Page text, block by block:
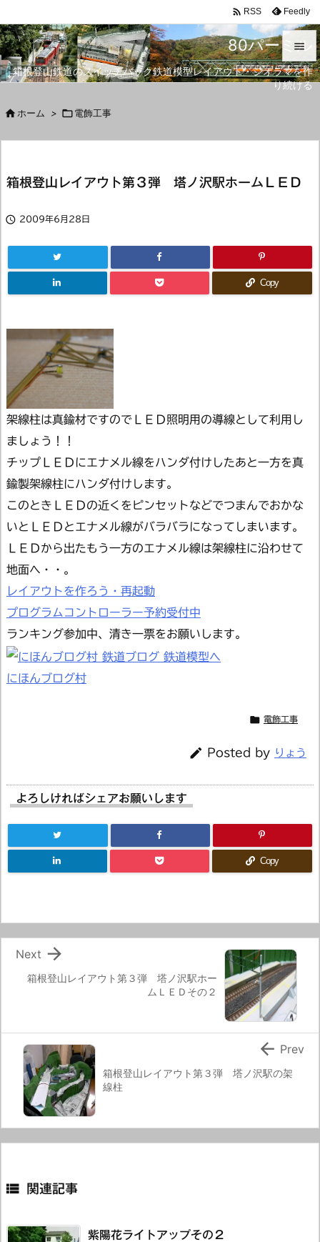
80パーミル
箱根登山鉄道のスイッチバック鉄道模型レイアウト・ジオラマを作
り続ける


メニュ

 RSS Feedly
 ホーム > 電飾工事
箱根登山レイアウト第３弾 塔ノ沢駅ホームＬＥＤ
 2009年6月28日
Copy
架線柱は真鍮材ですのでＬＥＤ照明用の導線として利用し
ましょう！！
チップＬＥＤにエナメル線をハンダ付けしたあと一方を真
鍮製架線柱にハンダ付けします。
このときＬＥＤの近くをピンセットなどでつまんでおかな
いとＬＥＤとエナメル線がバラバラになってしまいます。
ＬＥＤから出たもう一方のエナメル線は架線柱に沿わせて
地面へ・・。
レイアウトを作ろう・再起動
プログラムコントローラー予約受付中
ランキング参加中、清き一票をお願いします。
にほんブログ村
 電飾工事
 Posted by りょう
よろしければシェアお願いします
Copy
箱根登山レイアウト第３弾 塔ノ沢駅ホー
ムＬＥＤその２

Next
箱根登山レイアウト第３弾 塔ノ沢駅の架
線柱
 Prev
 関連記事
紫陽花ライトアップその２